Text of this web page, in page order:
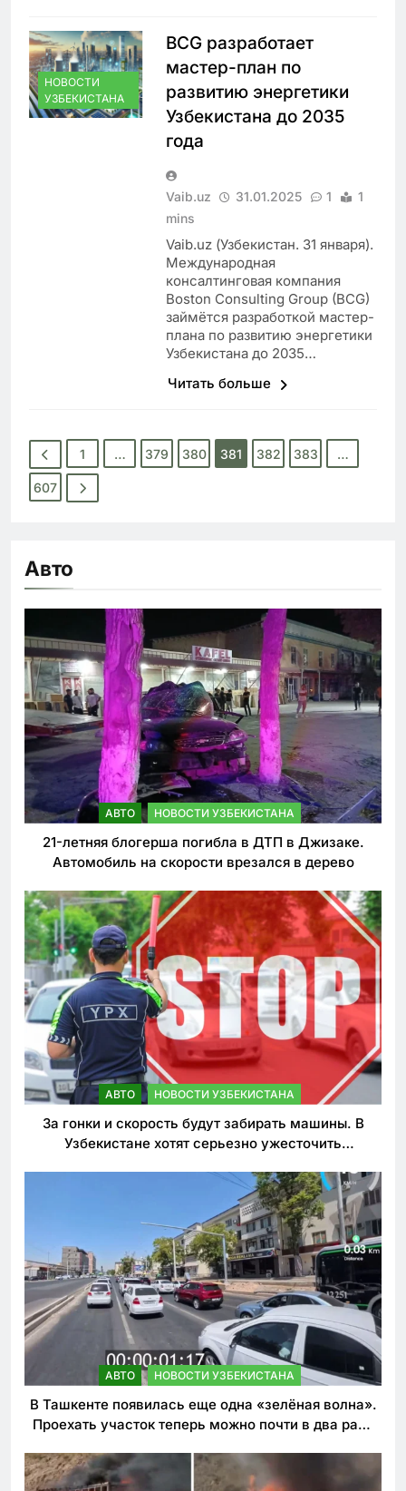
НОВОСТИ
УЗБЕКИСТАНА
BCG разработает
мастер-план по
развитию энергетики
Узбекистана до 2035
года
Vaib.uz 31.01.2025 1
1
mins
Vaib.uz (Узбекистан. 31 января).
Международная
консалтинговая компания
Boston Consulting Group (BCG)
займётся разработкой мастер-
плана по развитию энергетики
Узбекистана до 2035…
Читать больше
1 … 379 380 381 382 383 …
607
Авто
АВТО НОВОСТИ УЗБЕКИСТАНА
21-летняя блогерша погибла в ДТП в Джизаке.
Автомобиль на скорости врезался в дерево
АВТО НОВОСТИ УЗБЕКИСТАНА
За гонки и скорость будут забирать машины. В
Узбекистане хотят серьезно ужесточить
АВТО НОВОСТИ УЗБЕКИСТАНА
В Ташкенте появилась еще одна «зелёная волна».
Проехать участок теперь можно почти в два раза